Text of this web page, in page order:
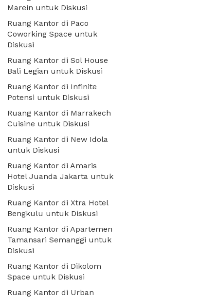
Marein untuk Diskusi
Ruang Kantor di Paco
Coworking Space untuk
Diskusi
Ruang Kantor di Sol House
Bali Legian untuk Diskusi
Ruang Kantor di Infinite
Potensi untuk Diskusi
Ruang Kantor di Marrakech
Cuisine untuk Diskusi
Ruang Kantor di New Idola
untuk Diskusi
Ruang Kantor di Amaris
Hotel Juanda Jakarta untuk
Diskusi
Ruang Kantor di Xtra Hotel
Bengkulu untuk Diskusi
Ruang Kantor di Apartemen
Tamansari Semanggi untuk
Diskusi
Ruang Kantor di Dikolom
Space untuk Diskusi
Ruang Kantor di Urban